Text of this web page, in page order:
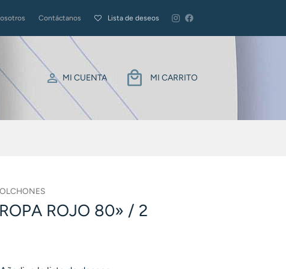
Contáctanos Lista de deseos
MI CUENTA MI CARRITO
ROJO 80» / 2